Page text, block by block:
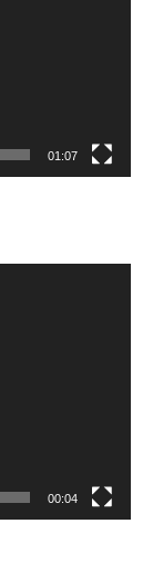
01:07
00:04